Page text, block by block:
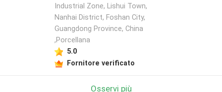
Industrial Zone, Lishui Town,
Nanhai District, Foshan City,
Guangdong Province, China
,Porcellana
5.0
Fornitore verificato
Osservi più